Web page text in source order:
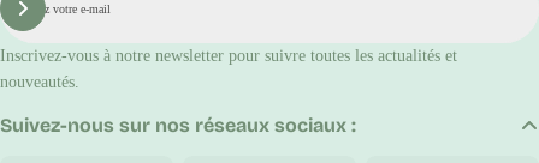
S'inscrire
Inscrivez-vous à notre newsletter pour suivre toutes les actualités et
nouveautés.
Suivez-nous sur nos réseaux sociaux :